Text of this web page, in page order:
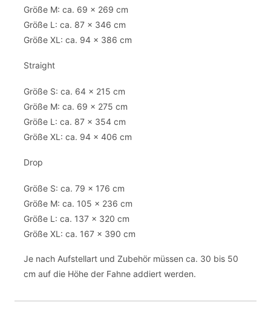
Größe M: ca. 69 x 269 cm
Größe L: ca. 87 x 346 cm
Größe XL: ca. 94 x 386 cm
Straight
Größe S: ca. 64 x 215 cm
Größe M: ca. 69 x 275 cm
Größe L: ca. 87 x 354 cm
Größe XL: ca. 94 x 406 cm
Drop
Größe S: ca. 79 x 176 cm
Größe M: ca. 105 x 236 cm
Größe L: ca. 137 x 320 cm
Größe XL: ca. 167 x 390 cm
Je nach Aufstellart und Zubehör müssen ca. 30 bis 50
cm auf die Höhe der Fahne addiert werden.